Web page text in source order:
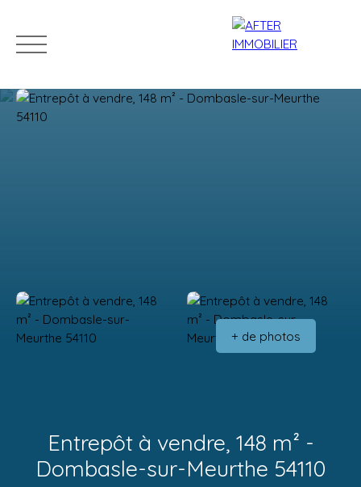
Estimation
+ de photos
Entrepôt à vendre, 148 m² -
Dombasle-sur-Meurthe 54110